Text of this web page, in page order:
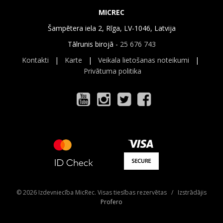
MICREC
Šampētera iela 2, Rīga, LV-1046, Latvija
Tālrunis birojā - 25 676 743
Kontakti | Karte | Veikala lietošanas noteikumi |
Privātuma politika
© 2026 Izdevniecība MicRec. Visas tiesības rezervētas / Izstrādājis
Profero